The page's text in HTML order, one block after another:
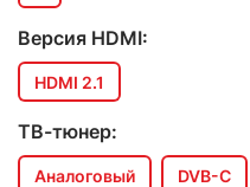
Версия HDMI:
HDMI 2.1
ТВ-тюнер:
Аналоговый DVB-C